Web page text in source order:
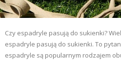
Czy espadryle pasują do sukienki?
espadryle pasują do sukienki. To
espadryle są popularnym rodzajem